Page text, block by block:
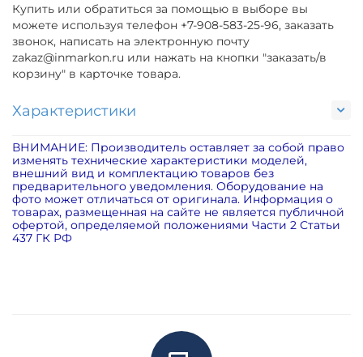
Купить или обратиться за помощью в выборе вы
можете используя телефон +7-908-583-25-96, заказать
звонок, написать на электронную почту
zakaz@inmarkon.ru или нажать на кнопки "заказать/в
корзину" в карточке товара.
Характеристики
ВНИМАНИЕ: Производитель оставляет за собой право
изменять технические характеристики моделей,
внешний вид и комплектацию товаров без
предварительного уведомления. Оборудование на
фото может отличаться от оригинала. Информация о
товарах, размещенная на сайте не является публичной
офертой, определяемой положениями Части 2 Статьи
437 ГК РФ